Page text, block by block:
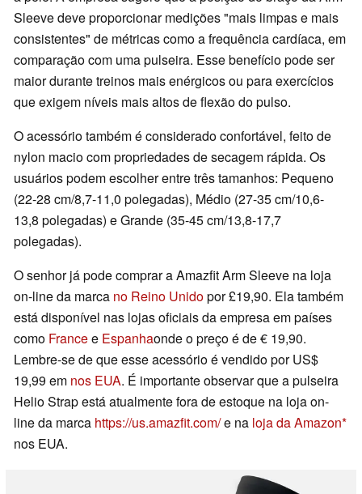
Sleeve deve proporcionar medições "mais limpas e mais
consistentes" de métricas como a frequência cardíaca, em
comparação com uma pulseira. Esse benefício pode ser
maior durante treinos mais enérgicos ou para exercícios
que exigem níveis mais altos de flexão do pulso.
O acessório também é considerado confortável, feito de
nylon macio com propriedades de secagem rápida. Os
usuários podem escolher entre três tamanhos: Pequeno
(22-28 cm/8,7-11,0 polegadas), Médio (27-35 cm/10,6-
13,8 polegadas) e Grande (35-45 cm/13,8-17,7
polegadas).
O senhor já pode comprar a Amazfit Arm Sleeve na loja
on-line da marca no Reino Unidopor £19,90. Ela também
está disponível nas lojas oficiais da empresa em países
como Francee Espanhaonde o preço é de € 19,90.
Lembre-se de que esse acessório é vendido por US$
19,99 em nos EUA. É importante observar que a pulseira
Helio Strap está atualmente fora de estoque na loja on-
line da marca https://us.amazfit.com/e na loja da Amazon
nos EUA.